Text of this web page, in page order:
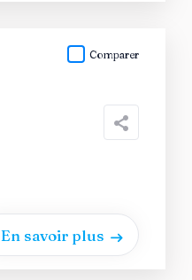
Comparer
En savoir plus